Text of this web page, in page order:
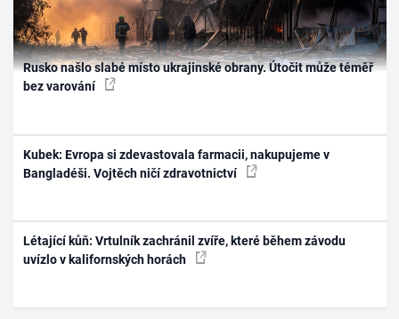
Rusko našlo slabé místo ukrajinské obrany. Útočit může téměř
bez varování
Kubek: Evropa si zdevastovala farmacii, nakupujeme v
Bangladéši. Vojtěch ničí zdravotnictví
Létající kůň: Vrtulník zachránil zvíře, které během závodu
uvízlo v kalifornských horách